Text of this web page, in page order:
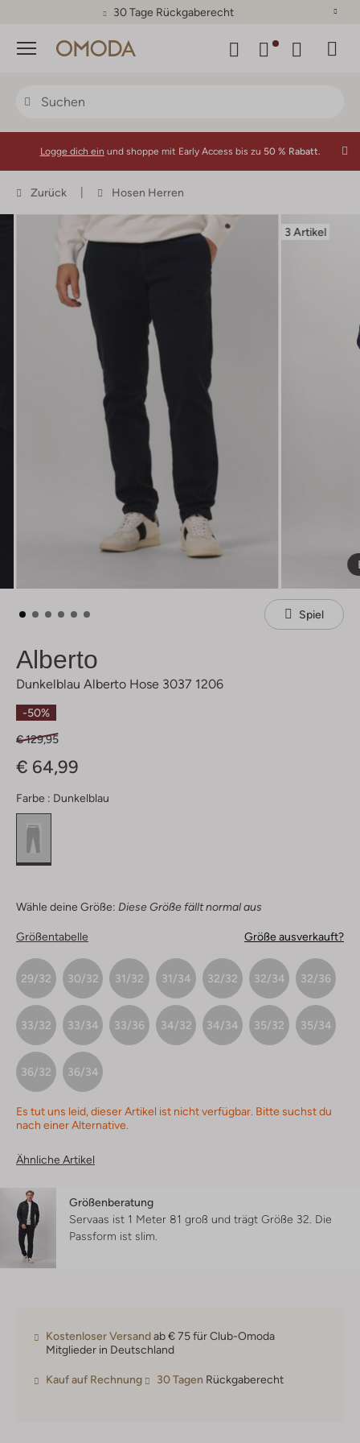
30 Tage Rückgaberecht
Menü
Logge dich ein und shoppe mit Early Access bis zu 50 % Rabatt.
Zurück Hosen Herren
3 Artikel
Spiel
Alberto
Dunkelblau Alberto Hose 3037 1206
-50%
€ 129,95
€ 64,99
Farbe : Dunkelblau
Wähle deine Größe: Diese Größe fällt normal aus
Größentabelle Größe ausverkauft?
29/32 30/32 31/32 31/34 32/32 32/34 32/36
33/32 33/34 33/36 34/32 34/34 35/32 35/34
36/32 36/34
Es tut uns leid, dieser Artikel ist nicht verfügbar. Bitte suchst du
nach einer Alternative.
Ähnliche Artikel
Größenberatung
Servaas ist 1 Meter 81 groß und trägt Größe 32. Die
Passform ist slim
Kostenloser Versandab € 75 für Club-Omoda
Mitglieder in Deutschland
Kauf auf Rechnung 30 Tagen Rückgaberecht